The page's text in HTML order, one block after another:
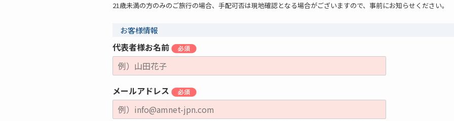
21歳未満の方のみのご旅行の場合、手配可否は現地確認となる場合がございますので、事前にお知らせください。
お客様情報
代表者様お名前
メールアドレス